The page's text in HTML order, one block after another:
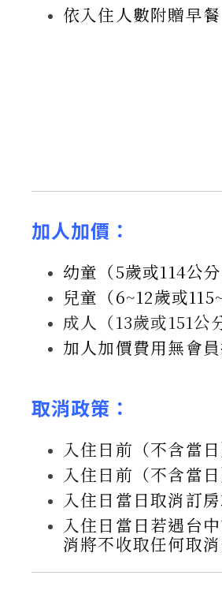
依入住人數附贈早餐
加人加價：
幼童（5歲或114公
兒童（6~12歲或
成人（13歲或151
加人加價費用無會
取消政策 ：
入住日前（不含當
入住日前（不含當
入住日當日取消訂
入住日當日若遇台
消將不收取任何取